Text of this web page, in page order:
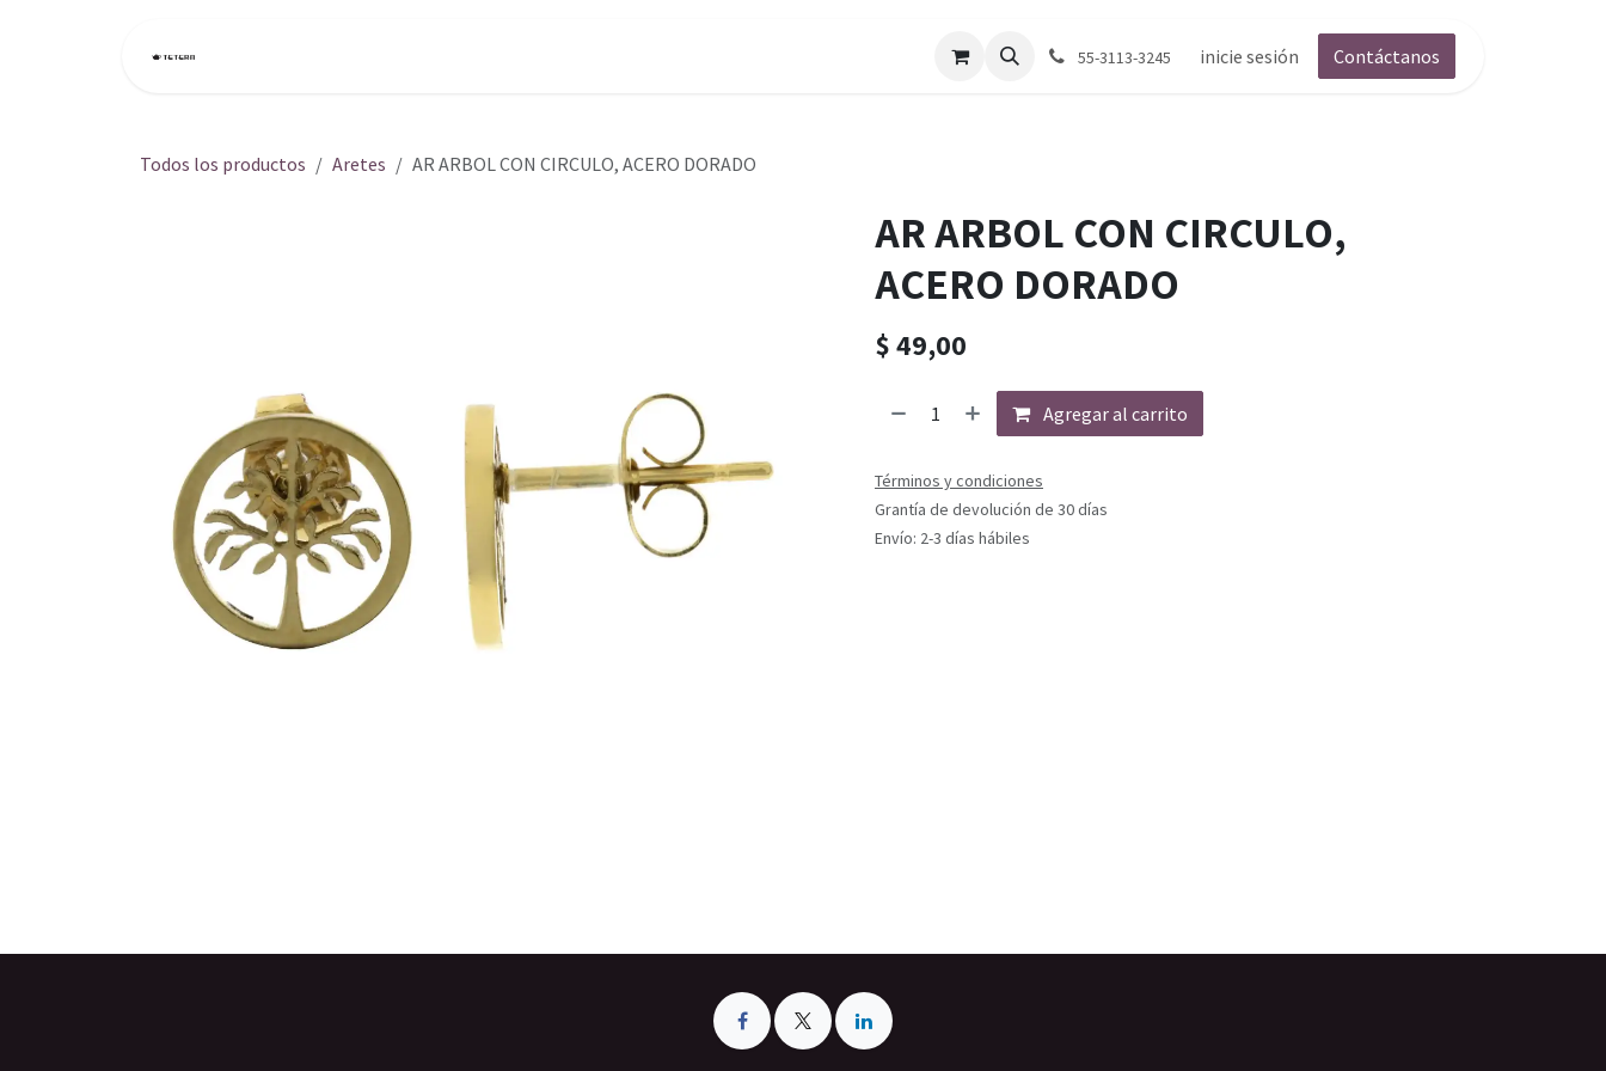
55-3113-3245 inicie sesión Contáctanos
Todos los productos Aretes AR ARBOL CON CIRCULO, ACERO DORADO
AR ARBOL CON CIRCULO,
ACERO DORADO
$49,00
Agregar al carrito
Términos y condiciones
Grantía de devolución de 30 días
Envío: 2-3 días hábiles